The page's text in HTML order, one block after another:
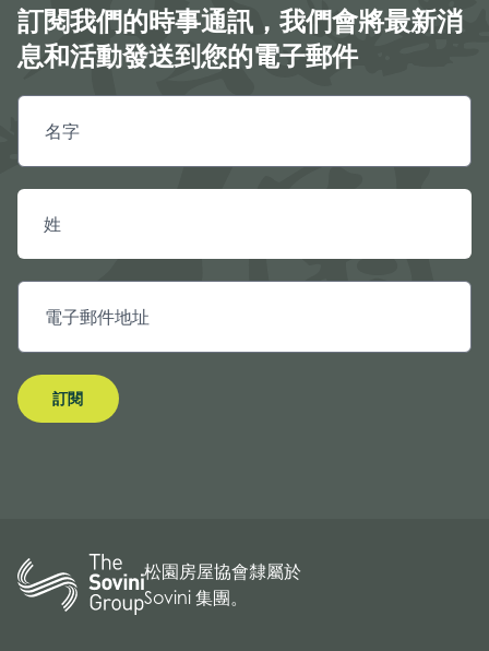
訂閱我們的時事通訊，我們會將最新消
息和活動發送到您的電子郵件
訂閱
松園房屋協會隸屬於
Sovini 集團。